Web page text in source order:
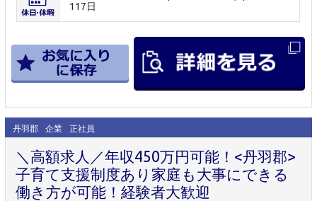
117日
丹羽郡 企業 正社員
＼高額求人／年収450万円可能！<丹羽郡>
子育て支援制度あり家庭も大事にできる
働き方が可能！経験者大歓迎